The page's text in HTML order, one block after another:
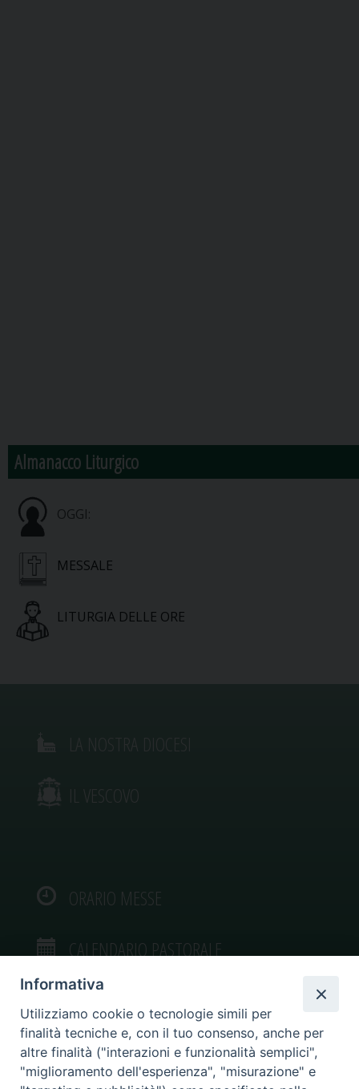
Almanacco Liturgico
OGGI:
MESSALE
LITURGIA DELLE ORE
IL VESCOVO
ORARIO MESSE
CALENDARIO PASTORALE
VIDEOGALLERY
Informativa
Utilizziamo cookie o tecnologie simili per
finalità tecniche e, con il tuo consenso, anche per
altre finalità ("interazioni e funzionalità semplici",
"miglioramento dell'esperienza", "misurazione" e